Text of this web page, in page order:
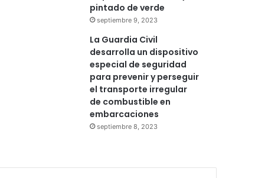
pintado de verde
septiembre 9, 2023
La Guardia Civil
desarrolla un dispositivo
especial de seguridad
para prevenir y perseguir
el transporte irregular
de combustible en
embarcaciones
septiembre 8, 2023